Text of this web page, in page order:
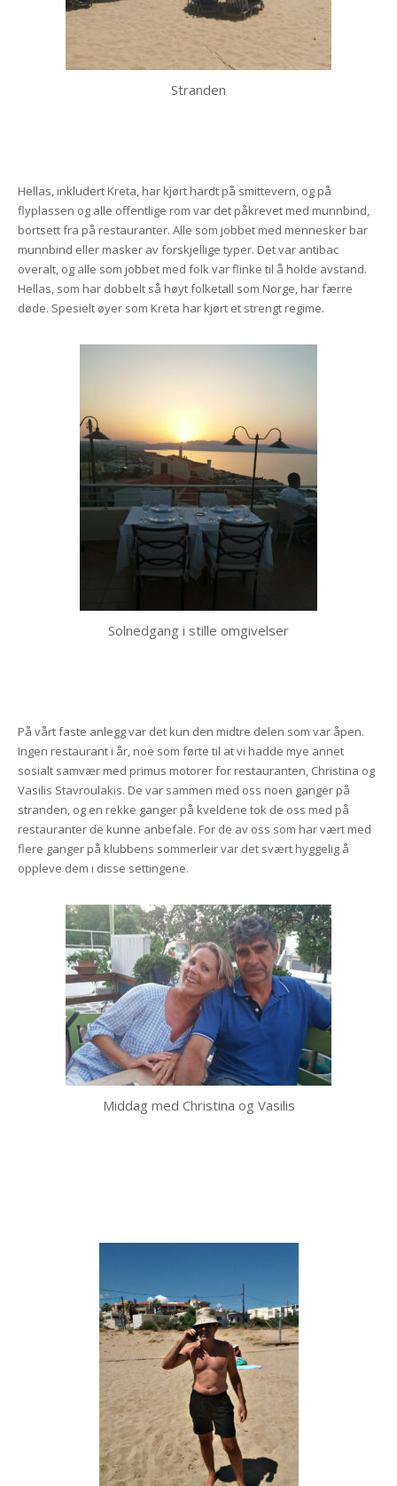
Stranden
Hellas, inkludert Kreta, har kjørt hardt på smittevern, og på
flyplassen og alle offentlige rom var det påkrevet med munnbind,
bortsett fra på restauranter. Alle som jobbet med mennesker bar
munnbind eller masker av forskjellige typer. Det var antibac
overalt, og alle som jobbet med folk var flinke til å holde avstand.
Hellas, som har dobbelt så høyt folketall som Norge, har færre
døde. Spesielt øyer som Kreta har kjørt et strengt regime.
Solnedgang i stille omgivelser
På vårt faste anlegg var det kun den midtre delen som var åpen.
Ingen restaurant i år, noe som førte til at vi hadde mye annet
sosialt samvær med primus motorer for restauranten, Christina og
Vasilis Stavroulakis. De var sammen med oss noen ganger på
stranden, og en rekke ganger på kveldene tok de oss med på
restauranter de kunne anbefale. For de av oss som har vært med
flere ganger på klubbens sommerleir var det svært hyggelig å
oppleve dem i disse settingene.
Middag med Christina og Vasilis